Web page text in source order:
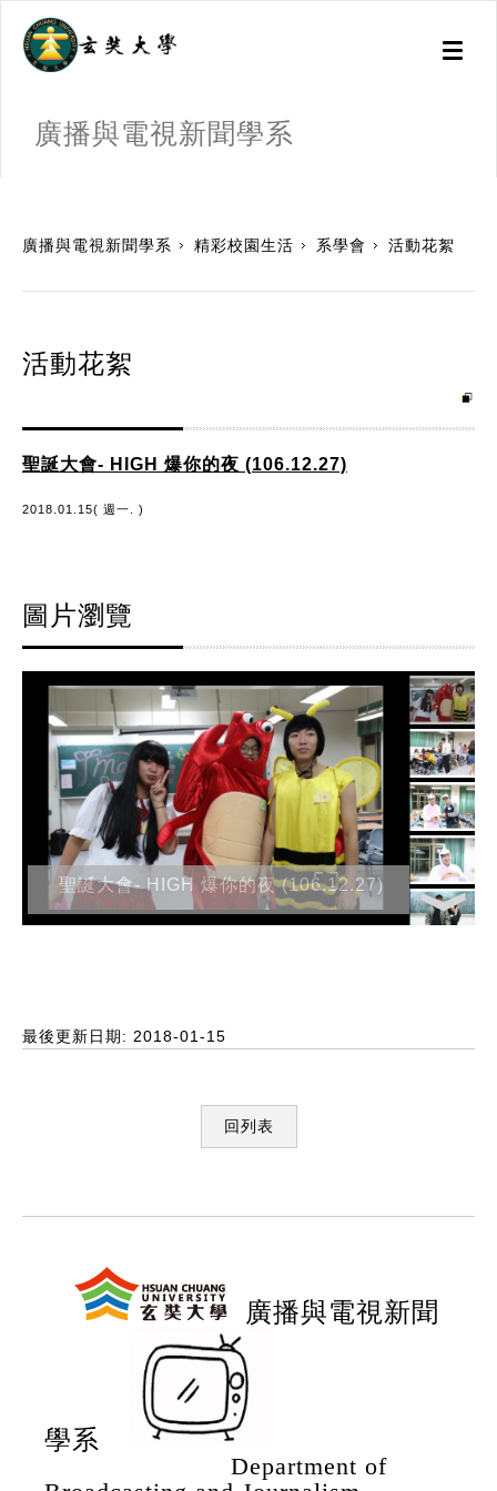
Toggle
廣播與電視新聞學系
廣播與電視新聞學系 精彩校園生活 系學會 活動花絮
活動花絮
聖誕大會- HIGH 爆你的夜 (106.12.27)
2018.01.15( 週一. )
圖片瀏覽
聖誕大會- HIGH 爆你的夜 (106.12.27)
最後更新日期: 2018-01-15
回列表
廣播與電視新聞
學系
Department of